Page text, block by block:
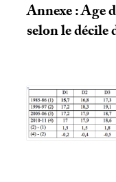
Annexe : Age
selon le décile